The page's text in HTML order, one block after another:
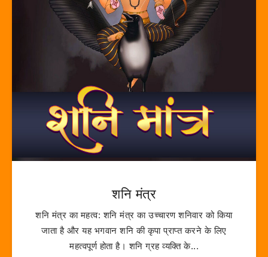
शनि मंत्र
शनि मंत्र का महत्व: शनि मंत्र का उच्चारण शनिवार को किया
जाता है और यह भगवान शनि की कृपा प्राप्त करने के लिए
महत्वपूर्ण होता है। शनि ग्रह व्यक्ति के...